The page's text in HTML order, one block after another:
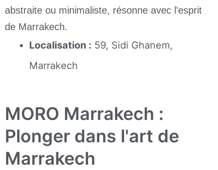
abstraite ou minimaliste, résonne avec l'esprit
de Marrakech.
Localisation : 59, Sidi Ghanem,
Marrakech
MORO Marrakech :
Plonger dans l'art de
Marrakech